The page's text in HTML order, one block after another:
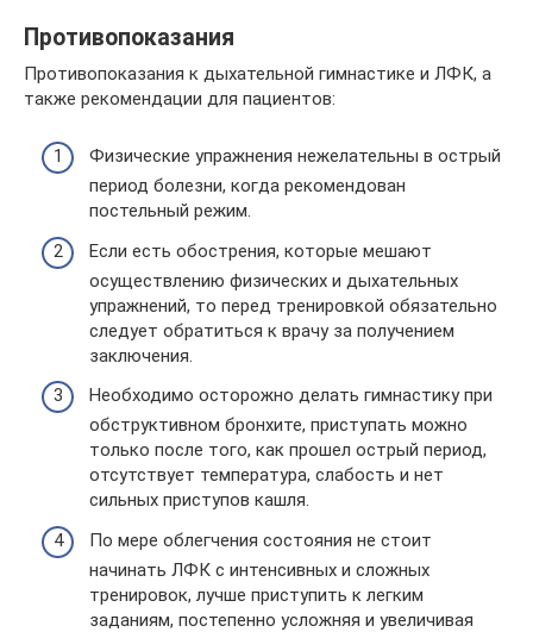
Противопоказания
Противопоказания к дыхательной гимнастике и ЛФК, а
также рекомендации для пациентов:
Физические упражнения нежелательны в острый
период болезни, когда рекомендован
постельный режим.
Если есть обострения, которые мешают
осуществлению физических и дыхательных
упражнений, то перед тренировкой обязательно
следует обратиться к врачу за получением
заключения.
Необходимо осторожно делать гимнастику при
обструктивном бронхите, приступать можно
только после того, как прошел острый период,
отсутствует температура, слабость и нет
сильных приступов кашля.
По мере облегчения состояния не стоит
начинать ЛФК с интенсивных и сложных
тренировок, лучше приступить к легким
заданиям, постепенно усложняя и увеличивая